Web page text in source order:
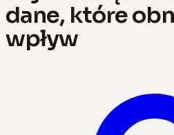
dane, które
wpływ